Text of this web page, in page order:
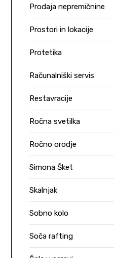
Prodaja nepremičnine
Prostori in lokacije
Protetika
Računalniški servis
Restavracije
Ročna svetilka
Ročno orodje
Simona Šket
Skalnjak
Sobno kolo
Soča rafting